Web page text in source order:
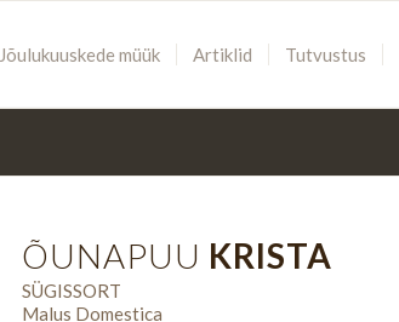
Jõulukuuskede müük Artiklid Tutvustus
ÕUNAPUU KRISTA
SÜGISSORT
Malus Domestica